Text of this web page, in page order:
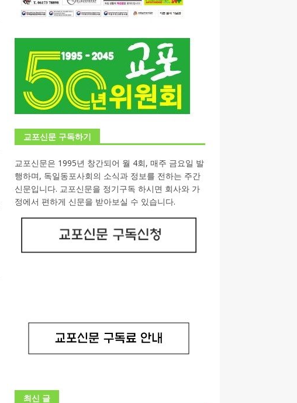
교포신문 구독하기
교포신문은 1995년 창간되어 월 4회, 매주 금요일 발
행하며, 독일동포사회의 소식과 정보를 전하는 주간
신문입니다. 교포신문을 정기구독 하시면 회사와 가
정에서 편하게 신문을 받아보실 수 있습니다.
최신 글